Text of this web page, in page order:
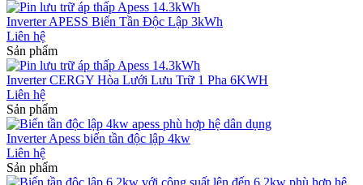
Inverter APESS Biến Tần Độc Lập 3kWh
Liên hệ
Sản phẩm
Inverter CERGY Hòa Lưới Lưu Trữ 1 Pha 6KWH
Liên hệ
Sản phẩm
Inverter Apess biến tần độc lập 4kw
Liên hệ
Sản phẩm